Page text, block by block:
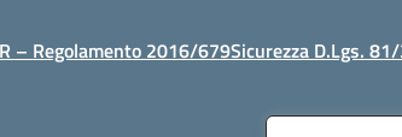
– Regolamento 2016/679Sicurezza D.Lgs.